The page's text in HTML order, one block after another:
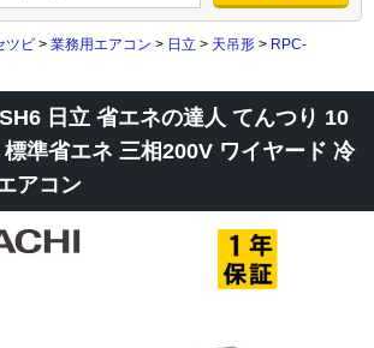
ツビ > 業務用エアコン > 日立 > 天吊形 > RPC-
日立 省エネの達人 てんつり 10
準省エネ 三相200V ワイヤード 冷
アコン